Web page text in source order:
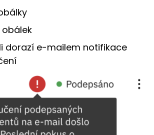
dorazí e-mailem notifikace